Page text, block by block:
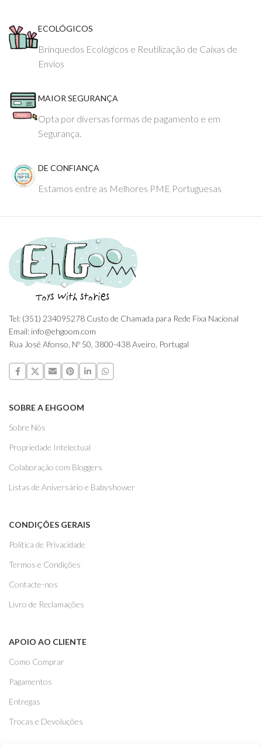
ECOLÓGICOS
Brinquedos Ecológicos e Reutilização de Caixas de
Envios
MAIOR SEGURANÇA
Opta por diversas formas de pagamento e em
Segurança.
DE CONFIANÇA
Estamos entre as Melhores PME Portuguesas
Tel: (351) 234095278 Custo de Chamada para Rede Fixa Nacional
Email: info@ehgoom.com
Rua José Afonso, Nº 50, 3800-438 Aveiro, Portugal
SOBRE A EHGOOM
Sobre Nós
Propriedade Intelectual
Colaboração com Bloggers
Listas de Aniversário e Babyshower
CONDIÇÕES GERAIS
Politica de Privacidade
Termos e Condições
Contacte-nos
Livro de Reclamações
APOIO AO CLIENTE
Como Comprar
Pagamentos
Entregas
Trocas e Devoluções